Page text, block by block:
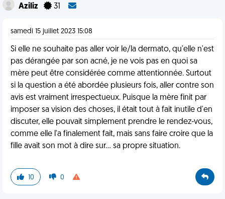
Aziliz 31
samedi 15 juillet 2023 15:08
Si elle ne souhaite pas aller voir le/la dermato, qu'elle n'est
pas dérangée par son acné, je ne vois pas en quoi sa
mère peut être considérée comme attentionnée. Surtout
si la question a été abordée plusieurs fois, aller contre son
avis est vraiment irrespectueux. Puisque la mère finit par
imposer sa vision des choses, il était tout à fait inutile d'en
discuter, elle pouvait simplement prendre le rendez-vous,
comme elle l'a finalement fait, mais sans faire croire que la
fille avait son mot à dire sur... sa propre situation.
10 0